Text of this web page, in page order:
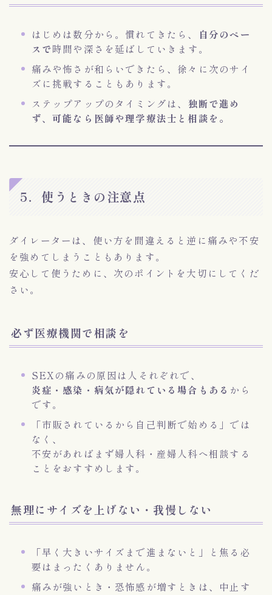
はじめは数分から。慣れてきたら、
自分のペー
スで時間や深さを延ばしていきます。
痛みや怖さが和らいできたら、徐々に次のサイ
ズに挑戦することもあります。
ステップアップのタイミングは、 独断で進め
ず、可能なら医師や理学療法士と相談を。
5．使うときの注意点
ダイレーターは、使い方を間違えると逆に痛みや不安
を強めてしまうこともあります。
安心して使うために、次のポイントを大切にしてくだ
さい。
必ず医療機関で相談を
SEXの痛みの原因は人それぞれで、
炎症・感染・病気が隠れている場合もある から
です。
「市販されているから自己判断で始める」では
なく、
不安があればまず婦人科・産婦人科へ相談する
ことをおすすめします。
無理にサイズを上げない・我慢しない
「早く大きいサイズまで進まないと」と焦る必
要はまったくありません。
痛みが強いとき・恐怖感が増すときは、中止す